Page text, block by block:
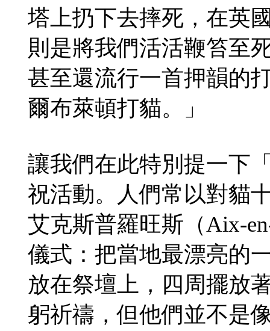
塔上扔下去摔死，在英
則是將我們活活鞭笞至
甚至還流行一首押韻的
爾布萊頓打貓。」
讓我們在此特別提一下
祝活動。人們常以對貓
艾克斯普羅旺斯（Aix-
儀式：把當地最漂亮的
放在祭壇上，四周擺放
躬祈禱，但他們並不是